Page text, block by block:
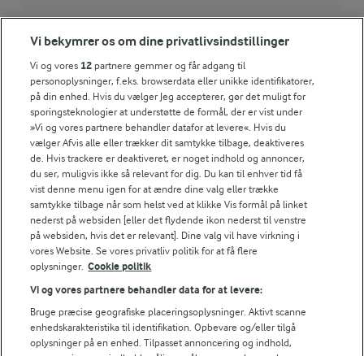
196 kJ / 47 kcal
Energifordeling
ENERGI PR 100 G
Fiber:
0,8 g
Protein:
2,1 g
Fedt:
1,9 g
Kulhydrat:
5,3 g
LAKTOSEFRI MADLAVNING
Få tips til madlavning uden
laktose
Andre gode forslag
Vi bekymrer os om dine privatlivsindstillinger
Vi og vores 12 partnere gemmer og får adgang til
personoplysninger, f.eks. browserdata eller unikke identifikatorer,
på din enhed. Hvis du vælger Jeg accepterer, gør det muligt for
sporingsteknologier at understøtte de formål, der er vist under
»Vi og vores partnere behandler datafor at levere«. Hvis du
vælger Afvis alle eller trækker dit samtykke tilbage, deaktiveres
de. Hvis trackere er deaktiveret, er noget indhold og annoncer,
du ser, muligvis ikke så relevant for dig. Du kan til enhver tid få
vist denne menu igen for at ændre dine valg eller trække
samtykke tilbage når som helst ved at klikke Vis formål på linket
nederst på websiden [eller det flydende ikon nederst til venstre
på websiden, hvis det er relevant]. Dine valg vil have virkning i
vores Website. Se vores privatliv politik for at få flere
oplysninger. Cookie politik
Vi og vores partnere behandler data for at levere:
Bruge præcise geografiske placeringsoplysninger. Aktivt scanne
enhedskarakteristika til identifikation. Opbevare og/eller tilgå
oplysninger på en enhed. Tilpasset annoncering og indhold,